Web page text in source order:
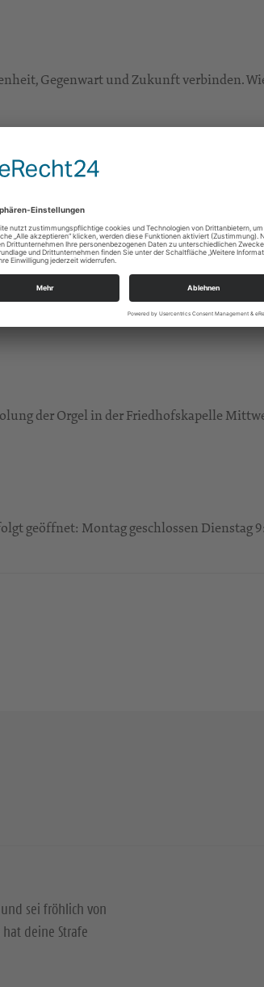
Gegenwart und Zukunft verbinden.
Müller der Mühle Dreiwerden
dem Alten Friedhof Mittweida aus
im Zeichen des immateriellen
der Orgel in der Friedhofskapelle
geöffnet: Montag geschlossen Dienstag
sei fröhlich von
hat deine Strafe